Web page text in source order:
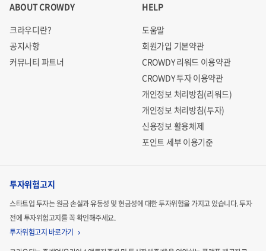
ABOUT CROWDY
크라우디란?
공지사항
커뮤니티 파트너
HELP
도움말
회원가입 기본약관
CROWDY 리워드 이용약관
CROWDY 투자 이용약관
개인정보 처리방침(리워드)
개인정보 처리방침(투자)
신용정보 활용체제
포인트 세부 이용기준
투자위험고지
스타트업 투자는 원금 손실과 유동성 및 현금성에 대한 투자위험을 가지고 있습니다.투자
전에 투자위험고지를 꼭 확인해주세요.
투자위험고지 바로가기